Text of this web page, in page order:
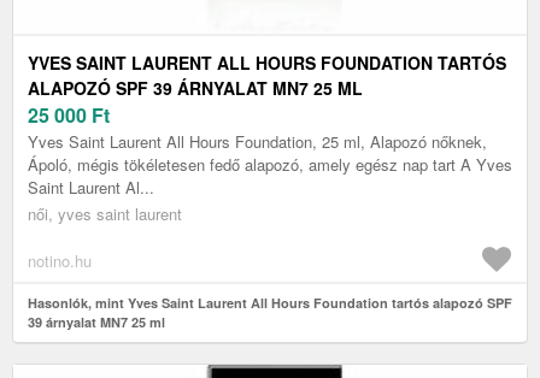
YVES SAINT LAURENT ALL HOURS FOUNDATION TARTÓS
ALAPOZÓ SPF 39 ÁRNYALAT MN7 25 ML
25 000 Ft
Yves Saint Laurent All Hours Foundation, 25 ml, Alapozó nőknek,
Ápoló, mégis tökéletesen fedő alapozó, amely egész nap tart A Yves
Saint Laurent Al...
női, yves saint laurent
notino.hu
Hasonlók, mint Yves Saint Laurent All Hours Foundation tartós alapozó SPF
39 árnyalat MN7 25 ml